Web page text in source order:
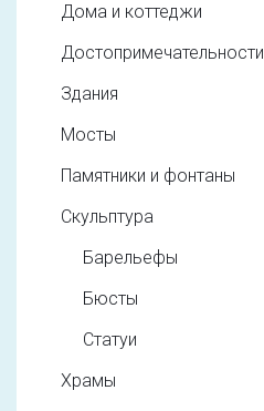
Дома и коттеджи
Достопримечательности
Здания
Мосты
Памятники и фонтаны
Скульптура
Барельефы
Бюсты
Статуи
Храмы